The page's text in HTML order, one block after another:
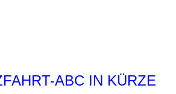
ABC IN KÜRZE